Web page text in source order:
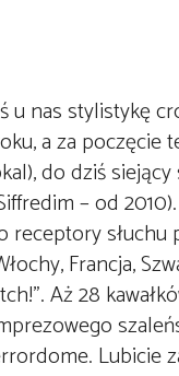
u nas
a za poczęcie
do dziś
– od
słuchu
Francja,
Aż 28
Lubicie